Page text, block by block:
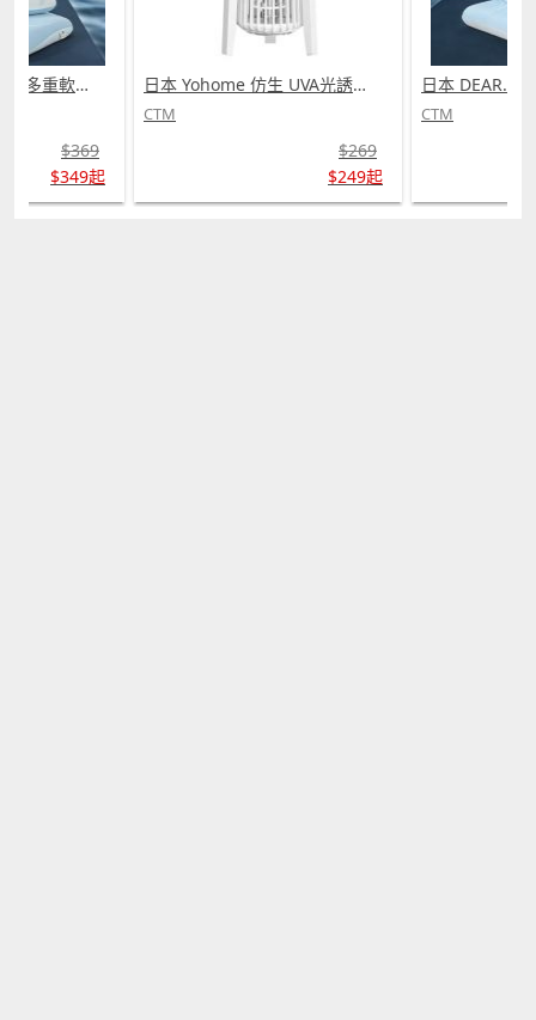
日本 DEAR.MIN 雲感多重軟芯柔托緩壓Peace柔眠枕 (需訂貨)
$369
$349起
日本 Yohome 仿生 UVA光誘電觸滅可放掛立有線無線兩用光感滅蚊機 PRO 2.0 (需訂貨)
CTM
$269
$249起
CTM